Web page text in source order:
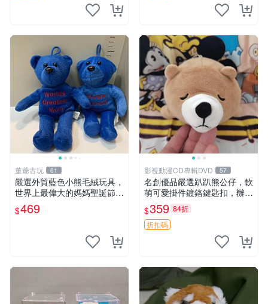
董爺古玩 61
嚴選外貿藍色小熊毛絨玩具，
世界上最偉大的媽媽聖誕節推
薦禮物 五角星 兒童玩具 母親
節
$469
影視動漫CD專輯DVD 57
名創優品嚴選趴趴熊公仔，軟
萌可愛掛件鍍鉻鍵匙扣，辦公
放松好選擇 趴趴熊 鍍鉻鍵匙
扣 萬用掛件
$359 84折
折扣碼